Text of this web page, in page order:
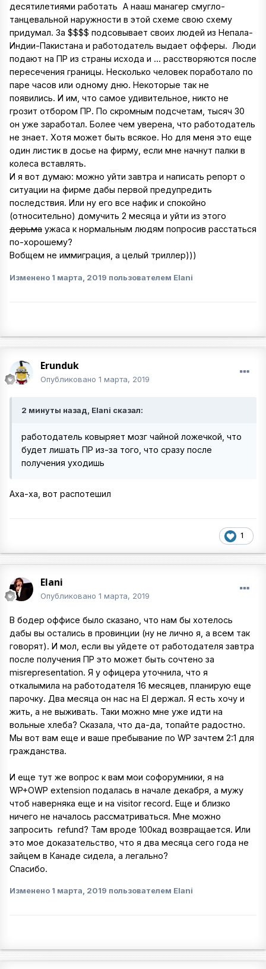
десятилетиями работать А нааш манагер смугло-
танцевальной наружности в этой схеме свою схему
придумал. За $$$$ подсовывает своих людей из Непала-
Индии-Пакистана и работодатель выдает офферы. Люди
подают на ПР из страны исхода и ... расстворяются после
пересечения границы. Несколько человек поработало по
паре часов или одному дню. Некоторые так не
появились. И им, что самое удивительное, никто не
грозит отбором ПР. По скромным подсчетам, тысяч 30
он уже заработал. Более чем уверена, что работодатель
не знает. Хотя может быть всякое. Но для меня это еще
один листик в досье на фирму, если мне начнут палки в
колеса вставлять.
И я вот думаю: можно уйти завтра и написать репорт о
ситуации на фирме дабы первой предупредить
последствия. Или ну его все нафик и спокойно
(относительно) домучить 2 месяца и уйти из этого
дерьма ужаса к нормальным людям попросив расстаться
по-хорошему?
Вобщем не иммиграция, а целый триллер)))
Изменено 1 марта, 2019 пользователем Elani
Erunduk
Опубликовано 1 марта, 2019
2 минуты назад, Elani сказал:
работодатель ковыряет мозг чайной ложечкой, что
будет лишать ПР из-за того, что сразу после
получения уходишь
Аха-ха, вот распотешил
1
Elani
Опубликовано 1 марта, 2019
В бодер оффисе было сказано, что нам бы хотелось
дабы вы остались в провинции (ну не лично я, а всем так
говорят). И мол, если вы уйдете от работодателя завтра
после получения ПР это может быть сочтено за
misrepresentation. Я у офицера уточнила, что я
откалымила на работодателя 16 месяцев, планирую еще
парочку. Два месяца он нас на EI держал. Я есть хочу и
жить, а не выживать. Таки можно мне уже идти на
вольные хлеба? Сказала, что да-да, топайте радостно.
Мы вот вам еще и ваше пребывание по WP зачтем 2:1 для
гражданства.
И еще тут же вопрос к вам мои софорумники, я на
WP+OWP еxtension подалась в начале декабря, а мужу
чтоб наверняка еще и на visitor record. Еще и близко
ничего не началось рассматриваться. Мне можно
запросить refund? Там вроде 100кад возвращается. Или
это мое доказательство, что я два месяца сего года не
зайцем в Канаде сидела, а легально?
Спасибо.
Изменено 1 марта, 2019 пользователем Elani